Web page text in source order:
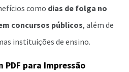
como dias de folga no
concursos públicos, além de
instituições de ensino.
PDF para Impressão